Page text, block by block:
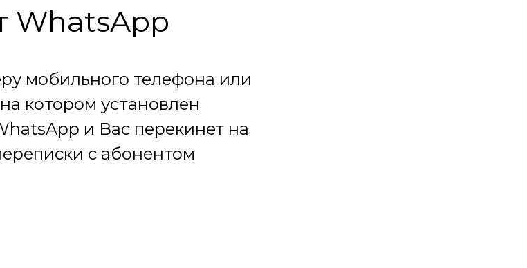
WhatsApp
мобильного телефона или
котором установлен
и Вас перекинет на
с абонентом